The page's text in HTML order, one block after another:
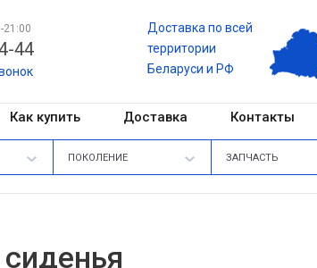
21:00
44
Доставка по всей
территории
Беларуси и РФ
Как купить Доставка Контакты
ПОКОЛЕНИЕ ЗАПЧАСТЬ